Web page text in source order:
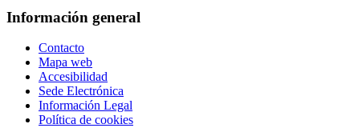
Información general
Contacto
Mapa web
Accesibilidad
Sede Electrónica
Información Legal
Política de cookies